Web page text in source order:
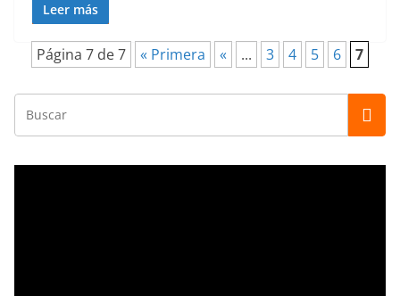
Leer más
Página 7 de 7 « Primera « ... 3 4 5 6 7